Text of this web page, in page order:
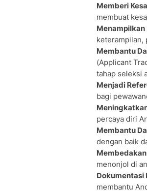
Memberi
membuat
keterampilan,
Membantu
(Applicant
tahap seleksi
Menjadi
bagi
percaya diri
Membantu
dengan baik
menonjol di
Dokumentasi
membantu